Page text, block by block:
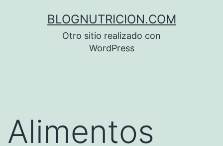
BLOGNUTRICION.COM
Otro sitio realizado con
WordPress
Alimentos